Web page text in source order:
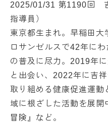
2025/01/31 第1190回
指導員）
東京都生まれ。早稲田大
ロサンゼルスで42年に
の普及に尽力。2019年
と出会い、2022年に吉
取り組める健康促進運動
域に根ざした活動を展開
冒険』など。